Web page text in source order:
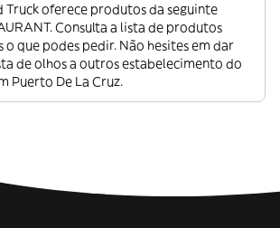
Truck oferece produtos da seguinte
Consulta a lista de produtos
o que podes pedir. Não hesites em dar
de olhos a outros estabelecimento do
Puerto De La Cruz.